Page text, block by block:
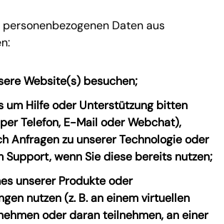
Daten aus
Website(s) besuchen;
um Hilfe oder Unterstützung bitten
Telefon, E-Mail oder Webchat),
Anfragen zu unserer Technologie oder
Support, wenn Sie diese bereits nutzen;
unserer Produkte oder
nutzen (z. B. an einem virtuellen
oder daran teilnehmen, an einer